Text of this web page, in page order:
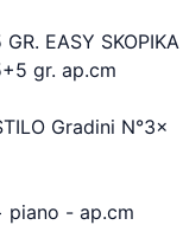
EASY SKOPIKA
gr. ap.cm
Gradini N°3x
piano - ap.cm